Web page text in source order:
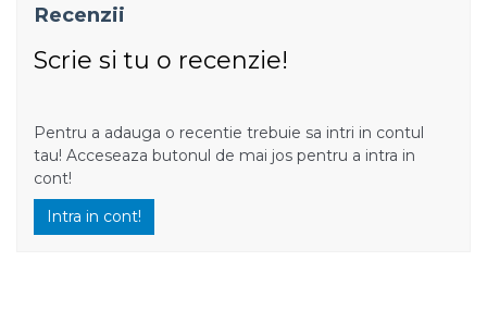
Recenzii
Scrie si tu o recenzie!
Pentru a adauga o recentie trebuie sa intri in contul
tau! Acceseaza butonul de mai jos pentru a intra in
cont!
Intra in cont!